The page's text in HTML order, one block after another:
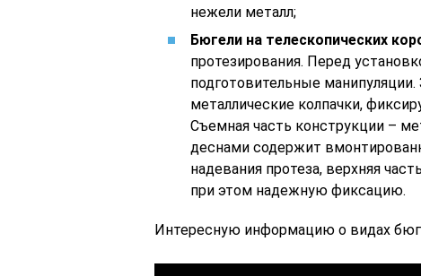
нежели металл;
Бюгели на телескопических
протезирования. Перед
подготовительные
металлические колпачки,
Съемная часть конструкции –
деснами содержит
надевания протеза, верхняя
при этом надежную фиксацию.
Интересную информацию о видах